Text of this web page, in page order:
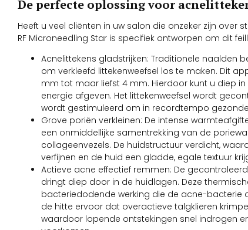
De perfecte oplossing voor
Heeft u veel cliënten in uw salon die onzeker zijn over
RF Microneedling Star is specifiek ontworpen om dit
Acnelittekens gladstrijken: Traditionele naalden
om verkleefd littekenweefsel los te maken. Dit
mm tot maar liefst 4 mm. Hierdoor kunt u diep
energie afgeven. Het littekenweefsel wordt
wordt gestimuleerd om in recordtempo
Grove poriën verkleinen: De intense
een onmiddellijke samentrekking van de
collageenvezels. De huidstructuur verdicht,
verfijnen en de huid een gladde, egale textuur
Actieve acne effectief remmen: De
dringt diep door in de huidlagen. Deze
bacteriedodende werking die de acne-bacterie
de hitte ervoor dat overactieve talgklieren
waardoor lopende ontstekingen snel indrogen